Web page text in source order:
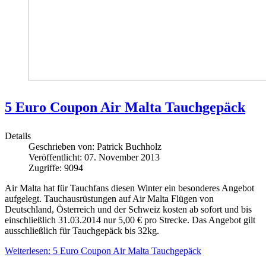
5 Euro Coupon Air Malta Tauchgepäck
Details
Geschrieben von: Patrick Buchholz
Veröffentlicht: 07. November 2013
Zugriffe: 9094
Air Malta hat für Tauchfans diesen Winter ein besonderes Angebot
aufgelegt. Tauchausrüstungen auf Air Malta Flügen von
Deutschland, Österreich und der Schweiz kosten ab sofort und bis
einschließlich 31.03.2014 nur 5,00 € pro Strecke. Das Angebot gilt
ausschließlich für Tauchgepäck bis 32kg.
Weiterlesen: 5 Euro Coupon Air Malta Tauchgepäck